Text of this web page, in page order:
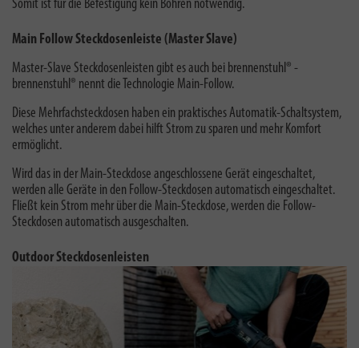
Somit ist für die Befestigung kein Bohren notwendig.
Main Follow Steckdosenleiste (Master Slave)
Master-Slave Steckdosenleisten gibt es auch bei brennenstuhl® -
brennenstuhl® nennt die Technologie Main-Follow.
Diese Mehrfachsteckdosen haben ein praktisches Automatik-Schaltsystem,
welches unter anderem dabei hilft Strom zu sparen und mehr Komfort
ermöglicht.
Wird das in der Main-Steckdose angeschlossene Gerät eingeschaltet,
werden alle Geräte in den Follow-Steckdosen automatisch eingeschaltet.
Fließt kein Strom mehr über die Main-Steckdose, werden die Follow-
Steckdosen automatisch ausgeschalten.
Outdoor Steckdosenleisten